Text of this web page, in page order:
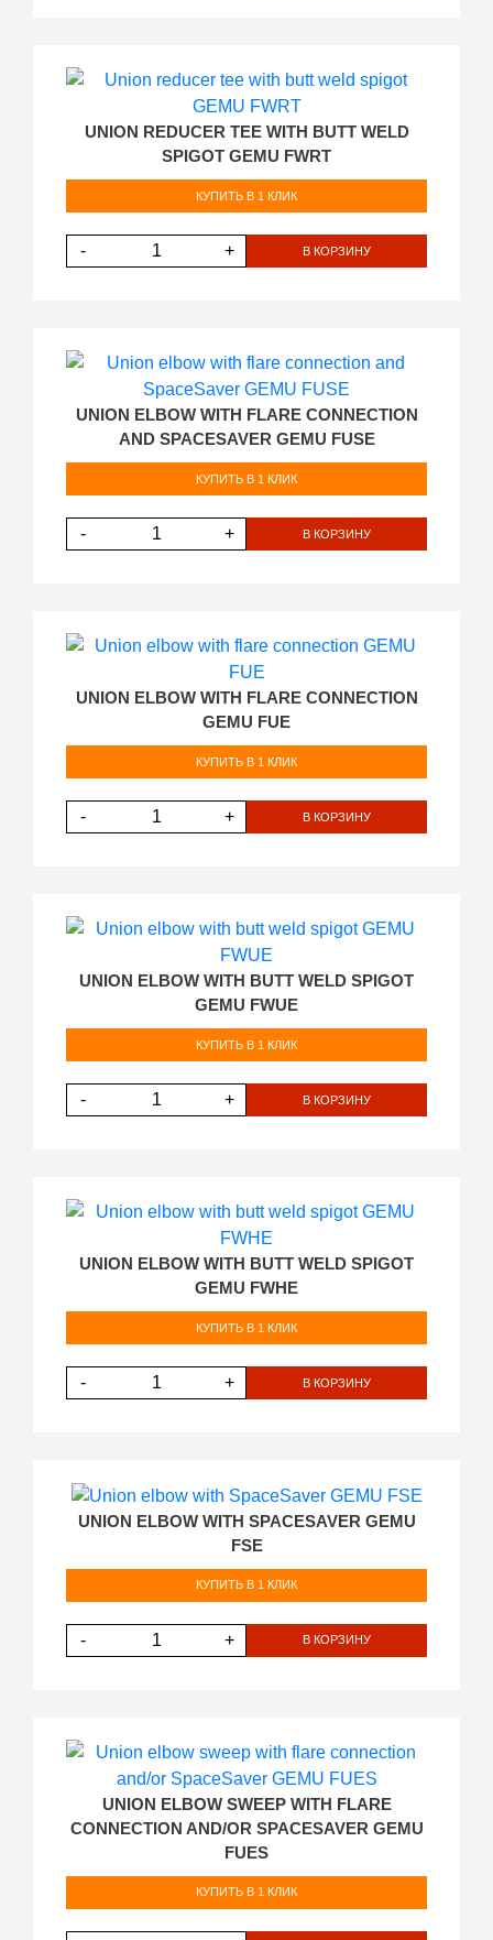
UNION REDUCER TEE WITH BUTT WELD
SPIGOT GEMU FWRT
КУПИТЬ В 1 КЛИК
- + В КОРЗИНУ
UNION ELBOW WITH FLARE CONNECTION
AND SPACESAVER GEMU FUSE
КУПИТЬ В 1 КЛИК
- + В КОРЗИНУ
UNION ELBOW WITH FLARE CONNECTION
GEMU FUE
КУПИТЬ В 1 КЛИК
- + В КОРЗИНУ
UNION ELBOW WITH BUTT WELD SPIGOT
GEMU FWUE
КУПИТЬ В 1 КЛИК
- + В КОРЗИНУ
UNION ELBOW WITH BUTT WELD SPIGOT
GEMU FWHE
КУПИТЬ В 1 КЛИК
- + В КОРЗИНУ
UNION ELBOW WITH SPACESAVER GEMU
FSE
КУПИТЬ В 1 КЛИК
- + В КОРЗИНУ
UNION ELBOW SWEEP WITH FLARE
CONNECTION AND/OR SPACESAVER GEMU
FUES
КУПИТЬ В 1 КЛИК